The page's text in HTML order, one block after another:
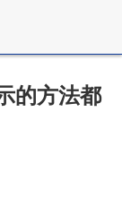
的方法都